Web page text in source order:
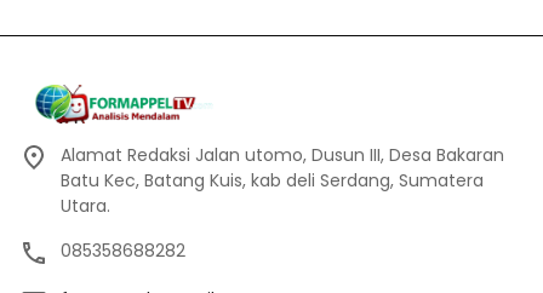
Alamat Redaksi Jalan utomo, Dusun III, Desa Bakaran
Batu Kec, Batang Kuis, kab deli Serdang, Sumatera
Utara.
085358688282